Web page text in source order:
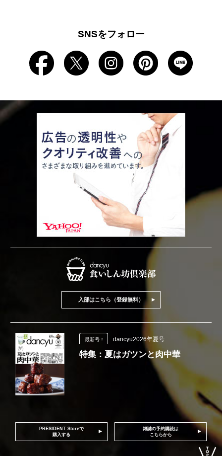
SNSをフォロー
入部はこちら（登録無料）
最新号！ dancyu2026年夏号
特集：夏はガツンと肉中華
PRESIDENT Storeで
購入する
雑誌の予約購読は
こちらから